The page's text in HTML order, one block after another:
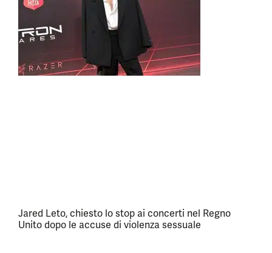
Jared Leto, chiesto lo stop ai concerti nel Regno
Unito dopo le accuse di violenza sessuale